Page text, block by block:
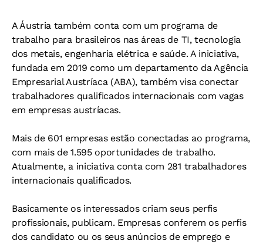
A Áustria também conta com um programa de
trabalho para brasileiros nas áreas de TI, tecnologia
dos metais, engenharia elétrica e saúde. A iniciativa,
fundada em 2019 como um departamento da Agência
Empresarial Austríaca (ABA), também visa conectar
trabalhadores qualificados internacionais com vagas
em empresas austríacas.
Mais de 601 empresas estão conectadas ao programa,
com mais de 1.595 oportunidades de trabalho.
Atualmente, a iniciativa conta com 281 trabalhadores
internacionais qualificados.
Basicamente os interessados criam seus perfis
profissionais, publicam. Empresas conferem os perfis
dos candidato ou os seus anúncios de emprego e